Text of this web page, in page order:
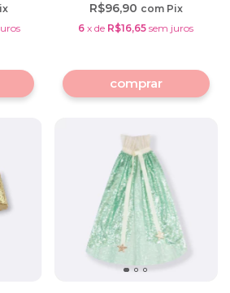
R$96,90 com Pix
6 xde R$16,65 sem juros